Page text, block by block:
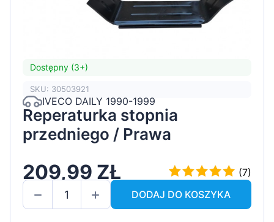
Dostępny (3+)
SKU: 30503921
IVECO DAILY 1990-1999
Reperaturka stopnia
przedniego / Prawa
209,99 ZŁ
(7)
DODAJ DO KOSZYKA